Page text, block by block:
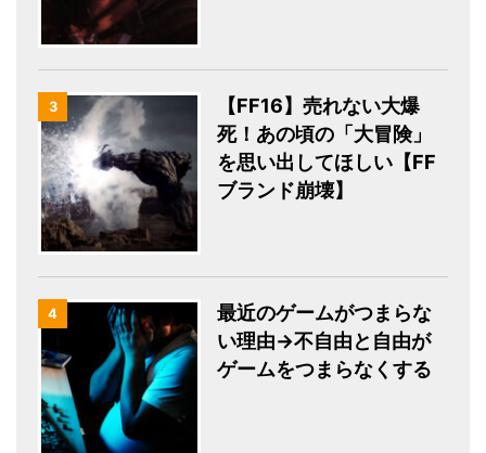
3
【FF16】売れない大爆
死！あの頃の「大冒険」
を思い出してほしい【FF
ブランド崩壊】
4
最近のゲームがつまらな
い理由→不自由と自由が
ゲームをつまらなくする